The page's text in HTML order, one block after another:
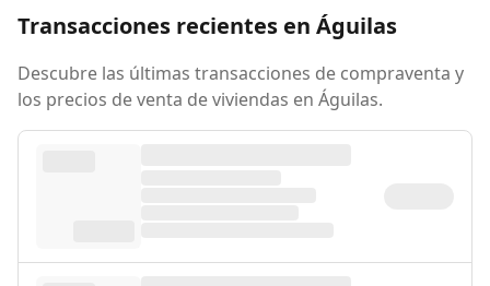
Transacciones recientes en Águilas
Descubre las últimas transacciones de compraventa y
los precios de venta de viviendas en Águilas.